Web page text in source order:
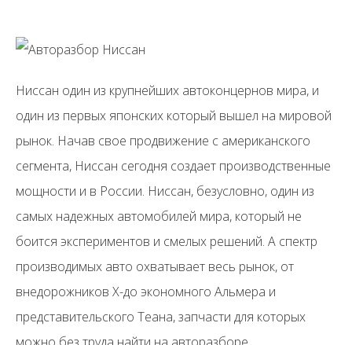
Ниссан один из крупнейших автоконцернов мира, и
один из первых японских который вышел на мировой
рынок. Начав свое продвижение с американского
сегмента, Ниссан сегодня создает производственные
мощности и в России. Ниссан, безусловно, один из
самых надежных автомобилей мира, который не
боится экспериментов и смелых решений. А спектр
производимых авто охватывает весь рынок, от
внедорожников X-до экономного Альмера и
представительского Теана, запчасти для которых